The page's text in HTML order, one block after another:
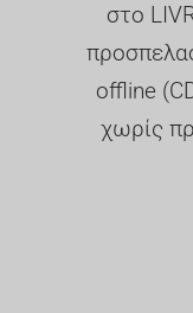
στο
offline
χωρίς